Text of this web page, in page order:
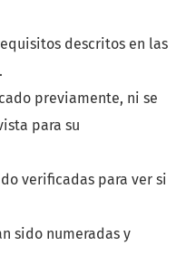
descritos en las
.
previamente, ni se
para su
verificadas para ver si
sido numeradas y